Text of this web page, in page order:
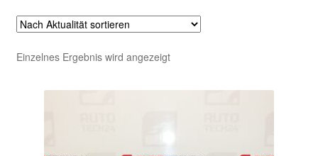
Einzelnes Ergebnis wird angezeigt